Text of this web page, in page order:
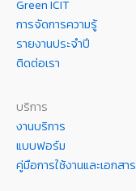
Green ICIT
การจัดการความรู้
รายงานประจำปี
ติดต่อเรา
บริการ
งานบริการ
แบบฟอร์ม
คู่มือการใช้งานและเอกสาร